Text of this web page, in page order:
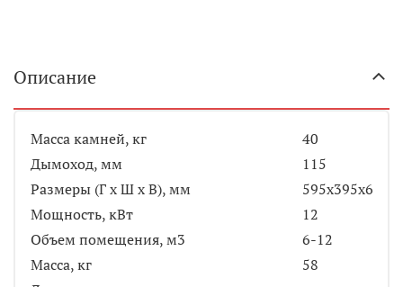
Описание
Масса камней, кг
40
Дымоход, мм
115
Размеры (Г х Ш х В), мм
595х395х685
Мощность, кВт
12
Объем помещения, м3
6-12
Масса, кг
58